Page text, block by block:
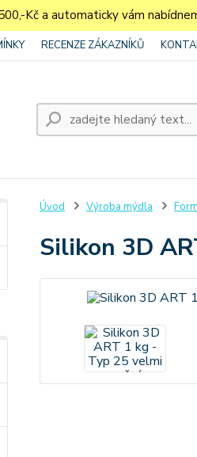
Kč a automaticky vám
RECENZE ZÁKAZNÍKŮ
Úvod Výroba mýdla
Silikon 3D